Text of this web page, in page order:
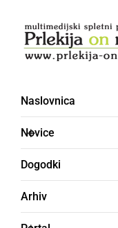
Naslovnica
Novice
Dogodki
Arhiv
rečni